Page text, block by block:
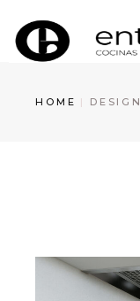
the
content
HOME DESIGN